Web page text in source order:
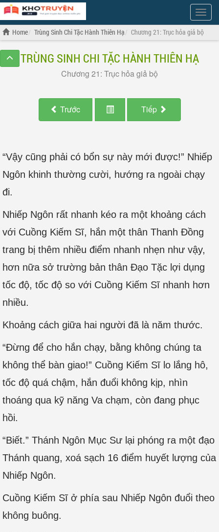
Show
Menu
Home Trùng Sinh Chi Tặc Hành Thiên Hạ Chương 21: Trục hỏa giả bộ
TRÙNG SINH CHI TẶC HÀNH THIÊN HẠ
Chương 21: Trục hỏa giả bộ
Trước Tiếp
“Vậy cũng phải có bổn sự này mới được!” Nhiếp
Ngôn khinh thường cười, hướng ra ngoài chạy
đi.
Nhiếp Ngôn rất nhanh kéo ra một khoảng cách
với Cuồng Kiếm Sĩ, hắn một thân Thanh Đồng
trang bị thêm nhiều điểm nhanh nhẹn như vậy,
hơn nữa sở trường bản thân Đạo Tặc lợi dụng
tốc độ, tốc độ so với Cuồng Kiếm Sĩ nhanh hơn
nhiều.
Khoảng cách giữa hai người đã là năm thước.
“Đừng để cho hắn chạy, bằng không chúng ta
không thể bàn giao!” Cuồng Kiếm Sĩ lo lắng hô,
tốc độ quá chậm, hắn đuổi không kịp, nhìn
thoáng qua kỹ năng Va chạm, còn đang phục
hồi.
“Biết.” Thánh Ngôn Mục Sư lại phóng ra một đạo
Thánh quang, xoá sạch 16 điểm huyết lượng của
Nhiếp Ngôn.
Cuồng Kiếm Sĩ ở phía sau Nhiếp Ngôn đuổi theo
không buông.